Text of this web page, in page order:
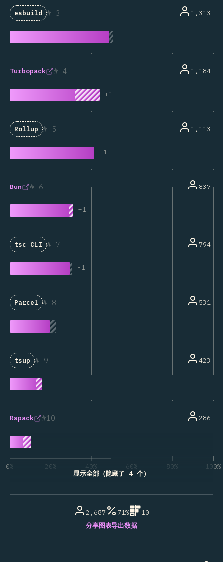
3
esbuild 1,313
4
Turbopack
+1
1,184
5
Rollup
-1
1,113
6
Bun
+1
837
7
tsc CLI
-1
794
8
Parcel 531
9
tsup 423
10
Rspack 286
显示全部（隐藏了 4 个）
0% 20% 40% 60% 80% 100%
2,687 71%
10
分享图表导出数据